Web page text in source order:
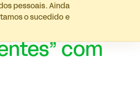
pessoais. Ainda
o sucedido e
com